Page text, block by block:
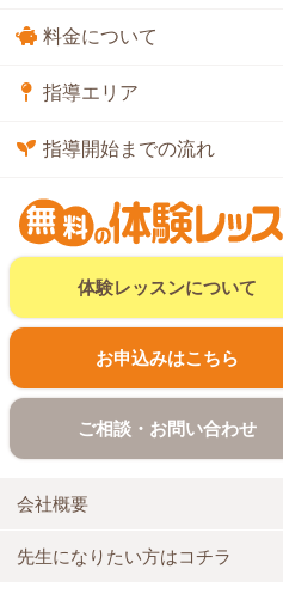
料金について
指導エリア
指導開始までの流れ
体験レッスンについて
お申込みはこちら
ご相談・お問い合わせ
会社概要
先生になりたい方はコチラ